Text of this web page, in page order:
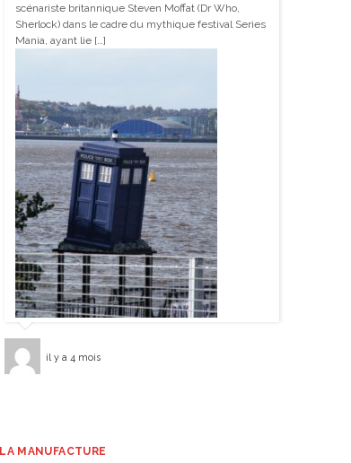
scénariste britannique Steven Moffat (Dr Who,
Sherlock) dans le cadre du mythique festival Series
Mania, ayant lie […]
il y a 4 mois
LA MANUFACTURE